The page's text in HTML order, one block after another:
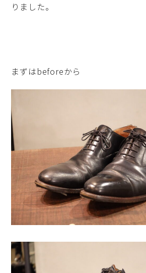
りました。
まずはbeforeから